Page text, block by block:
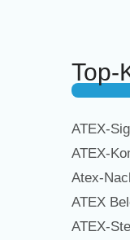
Top-
ATEX-
ATEX-
Atex-
ATEX
ATEX-